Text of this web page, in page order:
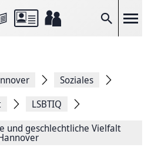
Suche
Soziales
LSBTIQ
und geschlechtliche Vielfalt